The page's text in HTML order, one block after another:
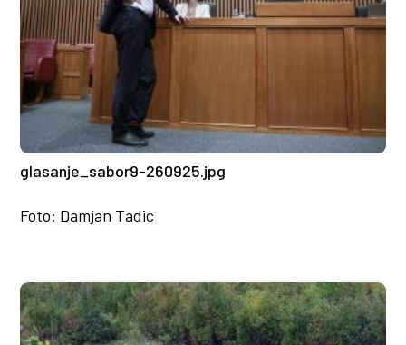
glasanje_sabor9-260925.jpg
Foto: Damjan Tadic